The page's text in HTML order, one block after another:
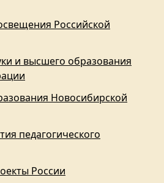
Российской
и высшего образования
Новосибирской
педагогического
России